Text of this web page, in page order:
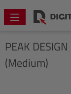
springen
PEAK DESIGN
(Medium)